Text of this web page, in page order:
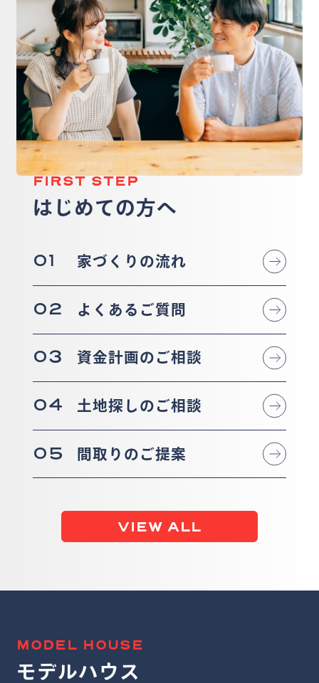
FIRST STEP
はじめての方へ
01 家づくりの流れ
02 よくあるご質問
03 資金計画のご相談
04 土地探しのご相談
05 間取りのご提案
VIEW ALL
MODEL HOUSE
モデルハウス